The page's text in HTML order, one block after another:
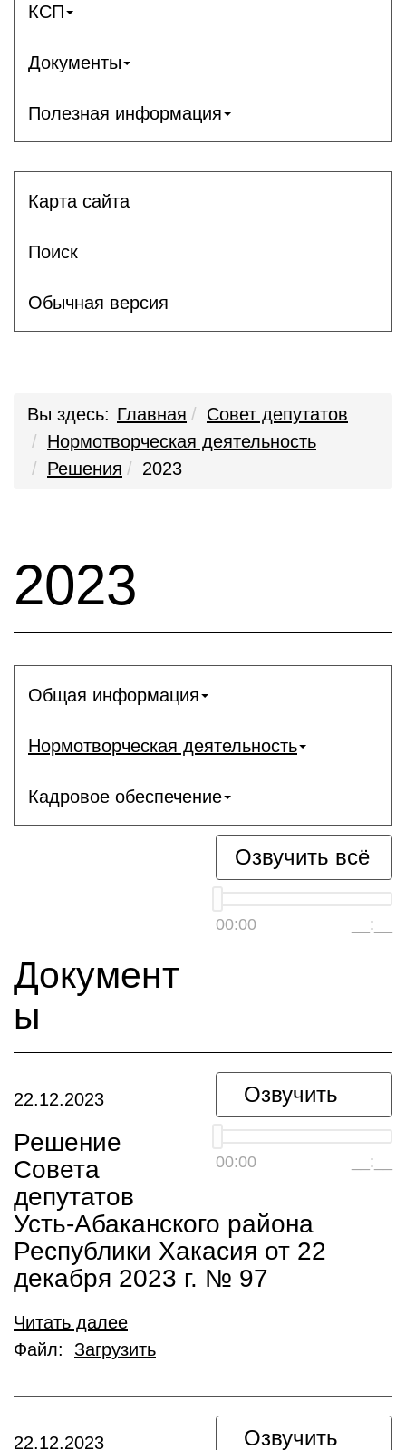
КСП
Документы
Полезная информация
Карта сайта
Поиск
Обычная версия
Вы здесь: Главная
Совет депутатов
Нормотворческая деятельность
Решения
2023
2023
Общая информация
Нормотворческая деятельность
Кадровое обеспечение
Озвучить всё
00:00 __:__
Документ
ы
Озвучить
00:00 __:__
22.12.2023
Решение
Совета
депутатов
Усть-Абаканского района
Республики Хакасия от 22
декабря 2023 г. № 97
Читать далее
Файл: Загрузить
Озвучить
22.12.2023